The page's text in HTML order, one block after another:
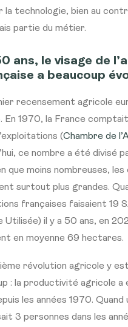
la technologie, bien au
partie du métier.
ans, le visage de
a beaucoup
recensement agricole
En 1970, la France
(Chambre de
ce nombre a été divisé
que moins nombreuses,
surtout plus grandes.
françaises faisaient 19
Utilisée) il y a 50 ans, en
en moyenne 69 hectares.
révolution agricole y
: la productivité agricole a
les années 1970.
3 personnes dans les